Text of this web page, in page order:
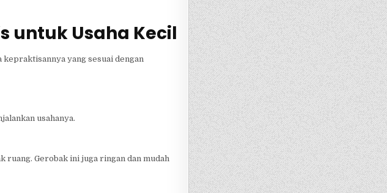
untuk Usaha Kecil
yang sesuai dengan
usahanya.
ruang. Gerobak ini juga ringan dan mudah